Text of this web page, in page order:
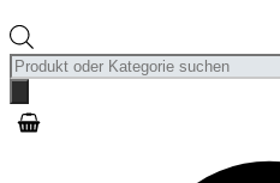
Products
search